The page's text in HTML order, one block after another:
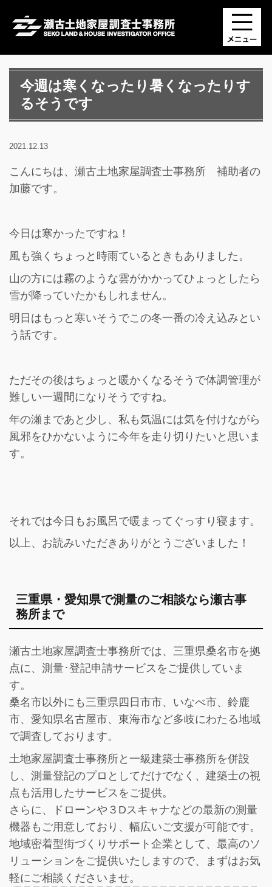
今週は寒くなったり暑くなったりす
るそうです
2021.12.13
こんにちは、瀬古土地家屋調査士事務所 補助者の
加藤です。
今日は寒かったですね！
風も強くちょっと時雨ているときもありました。
山の方には霧のような雲がかかってひょっとしたら
雪が降っていたかもしれません。
明日はもっと寒いそうでこの冬一番の冷え込みとい
う話です。
ただその後はちょっと暖かくなるそうで体調管理が
難しい一週間になりそうですね。
年の瀬まであと少し、私も気温には気を付けながら
風邪をひかないように今年を走り切りたいと思いま
す。
それでは今日もお風呂で暖まってぐっすり寝ます。
以上、お読みいただきありがとうございました！
三重県・愛知県で測量のご相談なら瀬古事
務所まで
瀬古土地家屋調査士事務所では、三重県桑名市を拠
点に、測量･登記申請サービスをご提供していま
す。
桑名市以外にも三重県四日市市、いなべ市、鈴鹿
市、愛知県名古屋市、東海市など多岐にわたる地域
で調査しております。
土地家屋調査士事務所と一級建築士事務所を併設
し、 測量登記のプロとしてだけでなく、建築士の視
点も活用したサービス をご提供。
さらに、ドローンや３Dスキャナなどの最新の測量
機器もご用意しており、幅広いご支援が可能です。
地域密着型街づくりサポート企業として、最高のソ
リューションをご提供いたしますので、まずはお気
軽にご相談くださいませ。